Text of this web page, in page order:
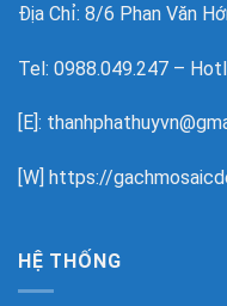
Địa Chỉ: 8/6 Phan Văn
Tel: 0988.049.247 –
[E]:
[W] https://
HỆ THỐNG